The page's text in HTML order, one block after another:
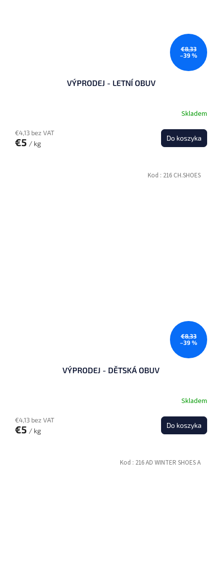
€8,33
–39 %
VÝPRODEJ - LETNÍ OBUV
Skladem
€4,13 bez VAT
€5 / kg
Do koszyka
€8,33
–39 %
VÝPRODEJ - DĚTSKÁ OBUV
Skladem
€4,13 bez VAT
€5 / kg
Do koszyka
Kod : 216 CH.SHOES
Kod : 216 AD WINTER SHOES A